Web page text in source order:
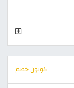
كوبون خصم